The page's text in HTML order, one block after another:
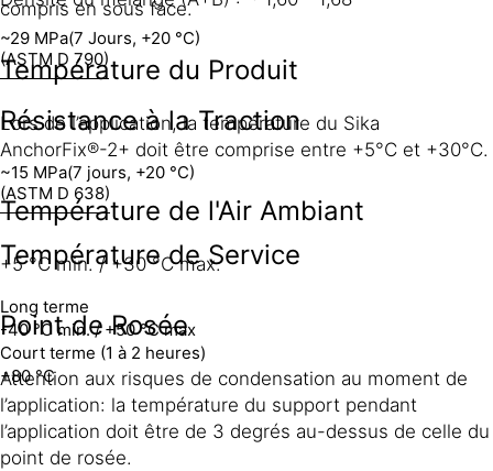
~29 MPa(7 Jours, +20 °C)
(ASTM D 790)
Résistance à la Traction
~15 MPa(7 jours, +20 °C)
(ASTM D 638)
Température de Service
Long terme
-40 °C min. / +50 °C max
Court terme (1 à 2 heures)
+80 °C
compris en sous face.
Température du Produit
Lors de l’application, la température du Sika
AnchorFix®-2+ doit être comprise entre +5°C et +30°C.
Température de l'Air Ambiant
+5 °C min. / +30 °C max.
Point de Rosée
Attention aux risques de condensation au moment de
l’application: la température du support pendant
l’application doit être de 3 degrés au-dessus de celle du
point de rosée.